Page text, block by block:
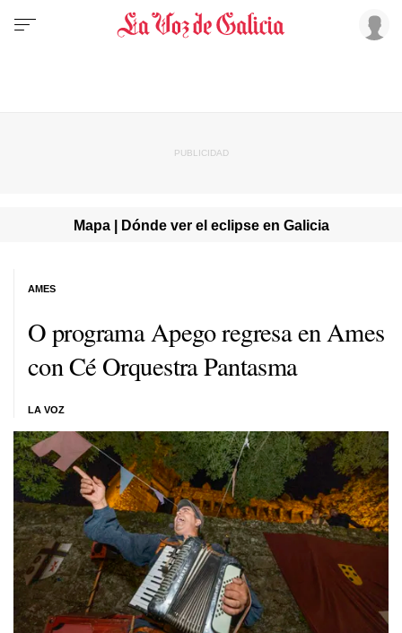
Mapa | Dónde ver el eclipse en Galicia
O programa Apego regresa en Ames
con Cé Orquestra Pantasma
LA VOZ
AMES